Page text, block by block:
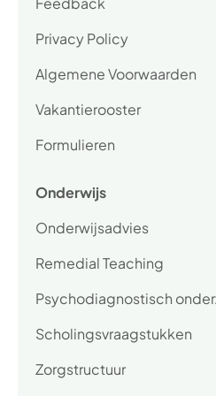
Privacy Policy
Algemene Voorwaarden
Vakantierooster
Formulieren
Onderwijs
Onderwijsadvies
Remedial Teaching
Psychodiagnostisch
Scholingsvraagstukken
Zorgstructuur